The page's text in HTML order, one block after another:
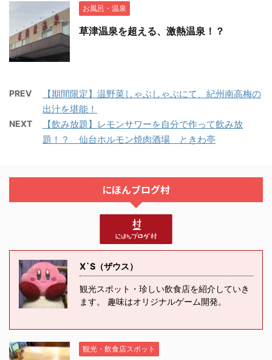
お風呂・温泉
草津温泉を超える、激熱温泉！？
PREV
【期間限定】温野菜しゃぶしゃぶにて、紀州南高梅の
出汁を堪能！
NEXT
【飲み放題】レモンサワーを自分で作って飲み放
題！？ 仙台ホルモン焼肉酒場 ときわ亭
にほんブログ村
X`S（ザウス）
観光スポット・珍しい飲食店を紹介していき
ます。 趣味はオリジナルゲーム開発。
観光・飲食店スポット